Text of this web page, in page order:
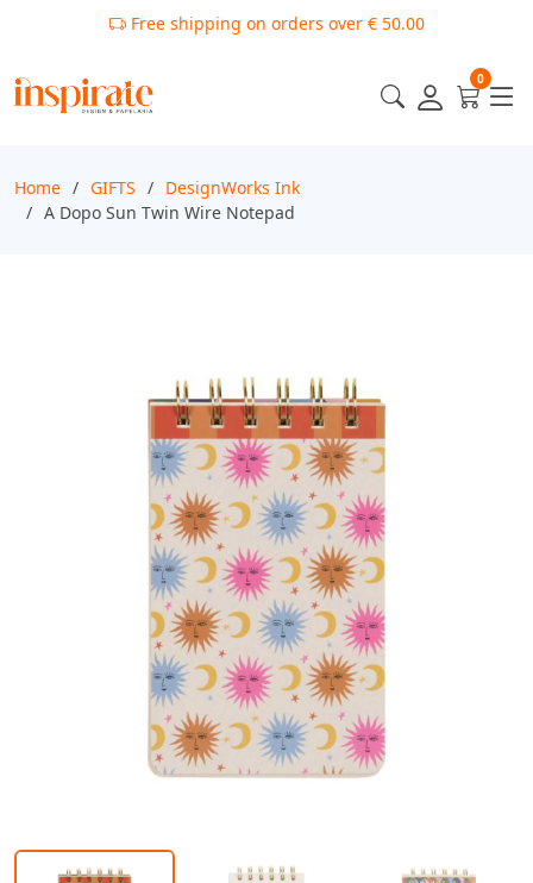
Free shipping on orders over € 50.00
0
Home GIFTS
DesignWorks Ink
A Dopo Sun Twin Wire Notepad